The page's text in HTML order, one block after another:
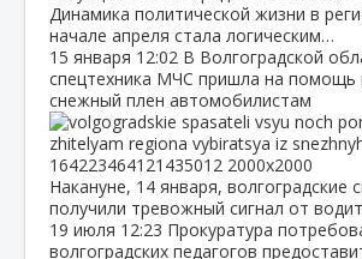
Динамика политической жизни в
начале апреля стала логическим…
15 января 12:02 В Волгоградской
спецтехника МЧС пришла на помощь
снежный плен автомобилистам
Накануне, 14 января, волгоградские
получили тревожный сигнал от
19 июля 12:23 Прокуратура
волгоградских педагогов